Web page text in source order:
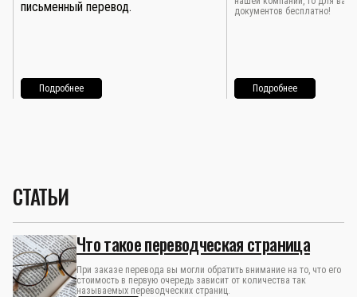
письменный перевод.
Подробнее
документов бесплатно!
Подробнее
СТАТЬИ
Что такое переводческая страница
При заказе перевода вы могли обратить внимание на то, что его
стоимость в первую очередь зависит от количества так
называемых переводческих страниц.